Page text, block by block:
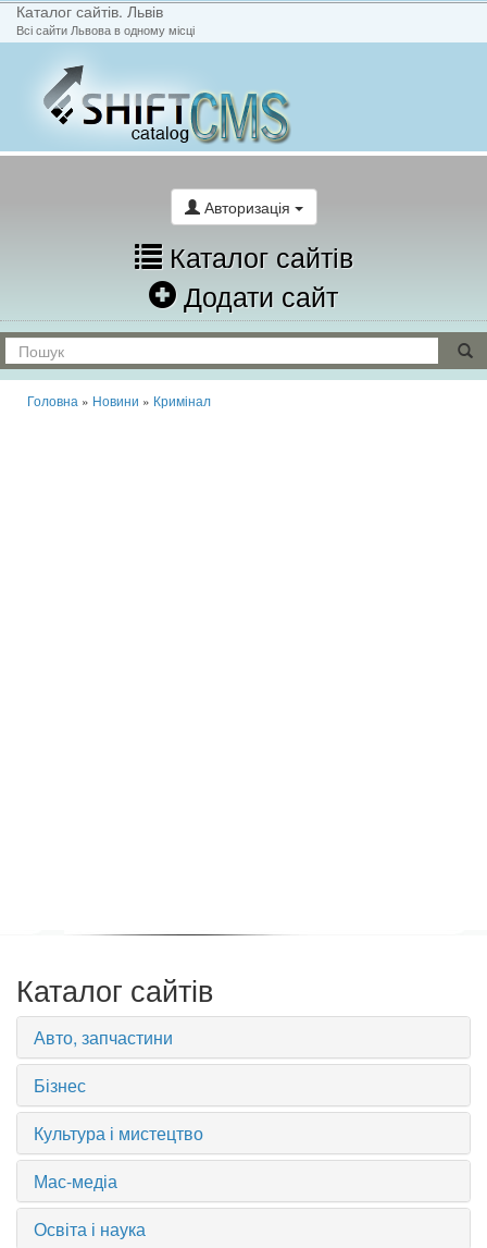
Каталог сайтів. Львів
Всі сайти Львова в одному місці
Авторизація
Каталог сайтів
Додати сайт
Головна » Новини » Кримінал
Каталог сайтів
Авто, запчастини
Бізнес
Культура і мистецтво
Мас-медіа
Освіта і наука